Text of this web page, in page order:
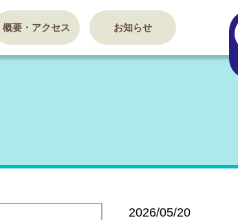
概要・アクセス お知らせ
2026/05/20